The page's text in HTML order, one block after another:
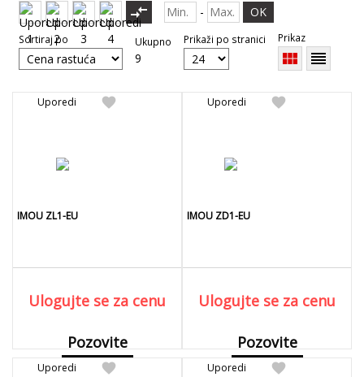
compare_arrows - OK
Sortiraj po Ukupno
9
Prikaži po stranici Prikaz
view_module reorder
favorite
Uporedi
IMOU ZL1-EU
Ulogujte se za cenu
Pozovite
Detaljnije
favorite
Uporedi
IMOU ZD1-EU
Ulogujte se za cenu
Pozovite
Detaljnije
favorite
Uporedi favorite
Uporedi